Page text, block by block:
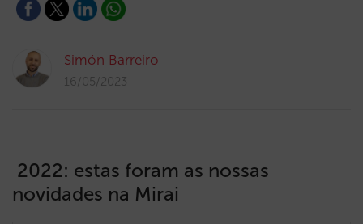
Simón Barreiro
16/05/2023
2022: estas foram as nossas
novidades na Mirai